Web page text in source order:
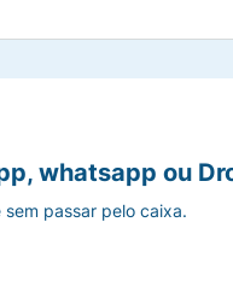
whatsapp ou
passar pelo caixa.